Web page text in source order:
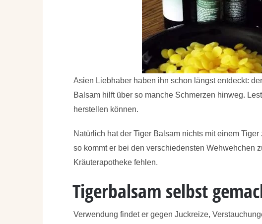
Asien Liebhaber haben ihn schon längst entdeckt:
Balsam hilft über so manche Schmerzen hinweg.
herstellen können.
Natürlich hat der Tiger Balsam nichts mit einem
so kommt er bei den verschiedensten Wehwehchen
Kräuterapotheke fehlen.
Tigerbalsam selbst
Verwendung findet er gegen Juckreize,